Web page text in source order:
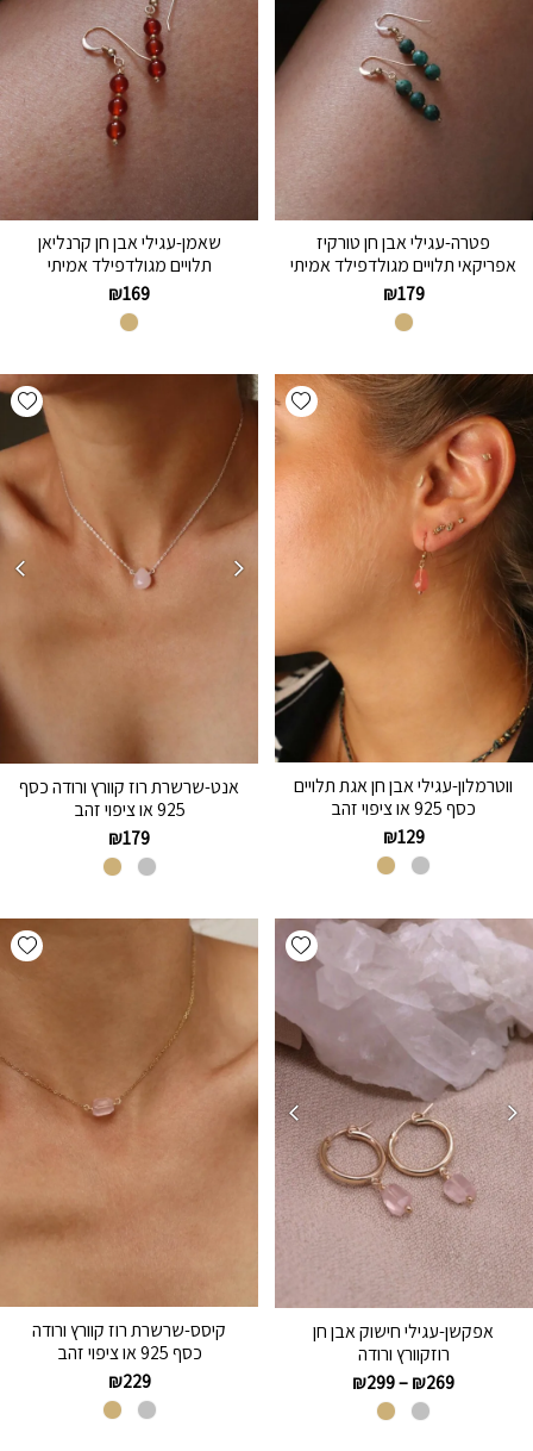
פטרה-עגילי אבן חן טורקיז
אפריקאי תלויים מגולדפילד אמיתי
₪179
שאמן-עגילי אבן חן קרנליאן
תלויים מגולדפילד אמיתי
₪169
Add wishlist
ווטרמלון-עגילי אבן חן אגת תלויים
כסף 925 או ציפוי זהב
₪129
אנט-שרשרת רוז קוורץ ורודה כסף
925 או ציפוי זהב
₪179
Add wishlist
אפקשן-עגילי חישוק אבן חן
רוזקוורץ ורודה
₪269
–
₪299
קיסס-שרשרת רוז קוורץ ורודה
כסף 925 או ציפוי זהב
₪229